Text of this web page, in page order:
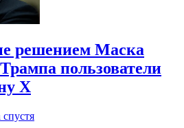
решением Маска
пользователи
X
спустя